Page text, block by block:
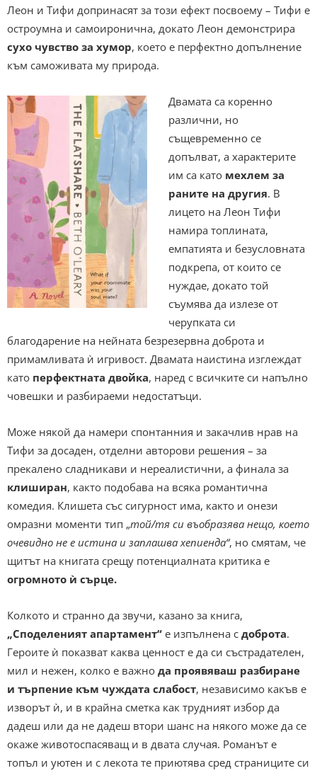
Леон и Тифи допринасят за този ефект посвоему – Тифи е
остроумна и самоиронична, докато Леон демонстрира
сухо чувство за хумор, което е перфектно допълнение
към саможивата му природа.
Двамата са коренно
различни, но
същевременно се
допълват, а характерите
им са като мехлем за
раните на другия. В
лицето на Леон Тифи
намира топлината,
емпатията и безусловната
подкрепа, от които се
нуждае, докато той
съумява да излезе от
черупката си
благодарение на нейната безрезервна доброта и
примамливата ѝ игривост. Двамата наистина изглеждат
като перфектната двойка, наред с всичките си напълно
човешки и разбираеми недостатъци.
Може някой да намери спонтанния и закачлив нрав на
Тифи за досаден, отделни авторови решения – за
прекалено сладникави и нереалистични, а финала за
клиширан, както подобава на всяка романтична
комедия. Клишета със сигурност има, както и онези
омразни моменти тип „той/тя си въобразява нещо, което
очевидно не е истина и заплашва хепиенда“, но смятам, че
щитът на книгата срещу потенциалната критика е
огромното ѝ сърце.
Колкото и странно да звучи, казано за книга,
„Споделеният апартамент“ е изпълнена с доброта.
Героите ѝ показват каква ценност е да си състрадателен,
мил и нежен, колко е важно да проявяваш разбиране
и търпение към чуждата слабост, независимо какъв е
изворът ѝ, и в крайна сметка как трудният избор да
дадеш или да не дадеш втори шанс на някого може да се
окаже животоспасяващ и в двата случая. Романът е
топъл и уютен и с лекота те приютява сред страниците си